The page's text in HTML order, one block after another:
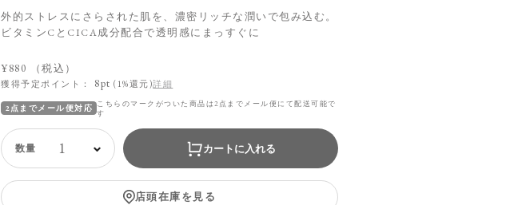
外的ストレスにさらされた肌を、濃密リッチな潤いで包み込む。
ビタミンCとCICA成分配合で透明感にまっすぐに
¥880 （税込）
獲得予定ポイント： 8pt (1%還元)詳細
2点までメール便対応 こちらのマークがついた商品は2点までメール便にて配送可能で
す
1 カートに入れる
店頭在庫を見る